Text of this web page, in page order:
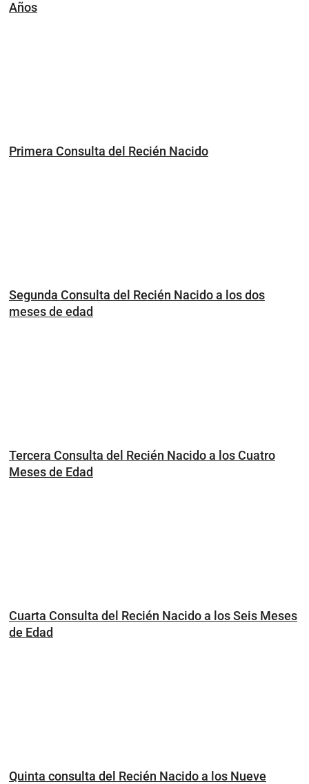
Años
Primera Consulta del Recién Nacido
Segunda Consulta del Recién Nacido a los dos
meses de edad
Tercera Consulta del Recién Nacido a los Cuatro
Meses de Edad
Cuarta Consulta del Recién Nacido a los Seis Meses
de Edad
Quinta consulta del Recién Nacido a los Nueve